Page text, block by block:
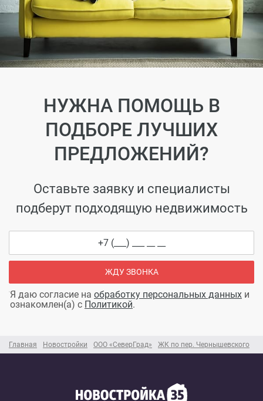
Главная Новостройки ООО «СеверГрад» ЖК по пер. Чернышевского
НУЖНА ПОМОЩЬ В
ПОДБОРЕ ЛУЧШИХ
ПРЕДЛОЖЕНИЙ?
Оставьте заявку и специалисты
подберут подходящую недвижимость
ЖДУ ЗВОНКА
Я даю согласие на обработку персональных данных и
ознакомлен(а) с Политикой.